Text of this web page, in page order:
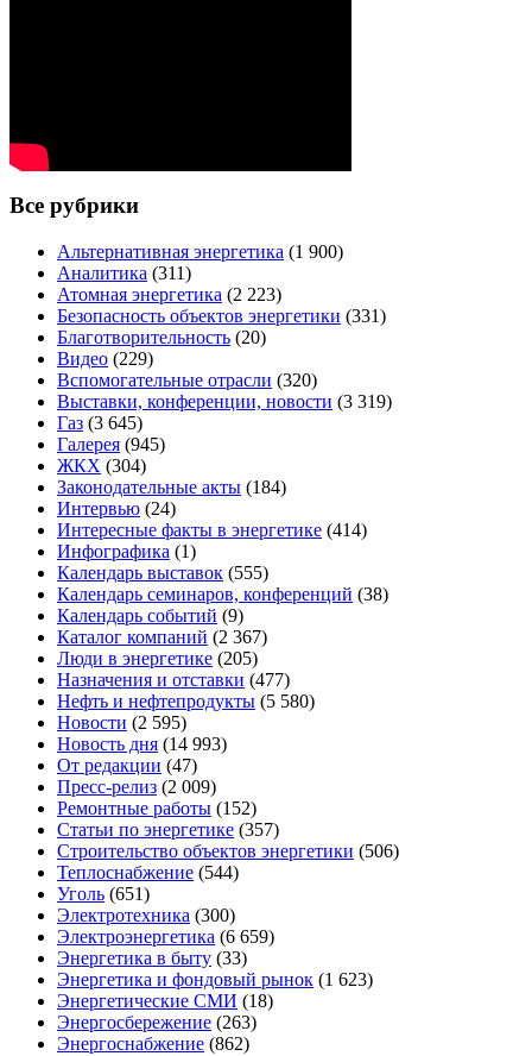
Все рубрики
Альтернативная энергетика (1 900)
Аналитика (311)
Атомная энергетика (2 223)
Безопасность объектов энергетики (331)
Благотворительность (20)
Видео (229)
Вспомогательные отрасли (320)
Выставки, конференции, новости (3 319)
Газ (3 645)
Галерея (945)
ЖКХ (304)
Законодательные акты (184)
Интервью (24)
Интересные факты в энергетике (414)
Инфографика (1)
Календарь выставок (555)
Календарь семинаров, конференций (38)
Календарь событий (9)
Каталог компаний (2 367)
Люди в энергетике (205)
Назначения и отставки (477)
Нефть и нефтепродукты (5 580)
Новости (2 595)
Новость дня (14 993)
От редакции (47)
Пресс-релиз (2 009)
Ремонтные работы (152)
Статьи по энергетике (357)
Строительство объектов энергетики (506)
Теплоснабжение (544)
Уголь (651)
Электротехника (300)
Электроэнергетика (6 659)
Энергетика в быту (33)
Энергетика и фондовый рынок (1 623)
Энергетические СМИ (18)
Энергосбережение (263)
Энергоснабжение (862)